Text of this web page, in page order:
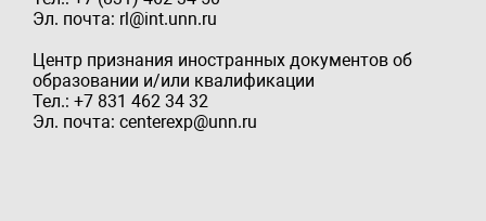
Эл. почта: rl@int.unn.ru
Центр признания иностранных документов об
образовании и/или квалификации
Тел.: +7 831 462 34 32
Эл. почта: centerexp@unn.ru